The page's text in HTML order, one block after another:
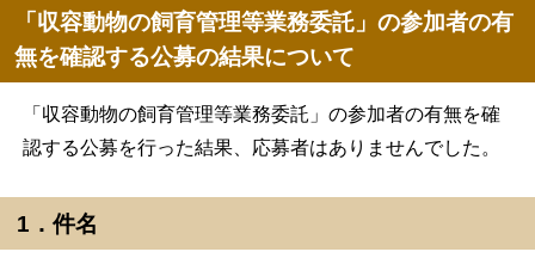
「収容動物の飼育管理等業務委託」の参加者の有
無を確認する公募の結果について
「収容動物の飼育管理等業務委託」の参加者の有無を確
認する公募を行った結果、応募者はありませんでした。
1．件名